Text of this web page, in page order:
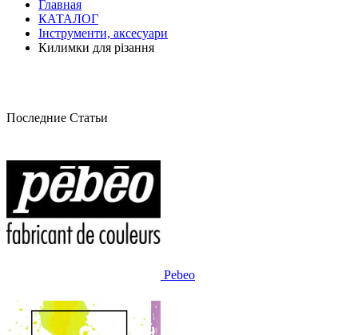
Главная
КАТАЛОГ
Інструменти, аксесуари
Килимки для різання
Последние Статьи
Pebeo